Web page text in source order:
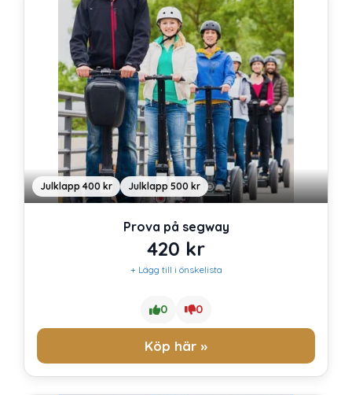
Julklapp 400 kr Julklapp 500 kr
Prova på segway
420 kr
+ Lägg till i önskelista
0 0
Köp här »